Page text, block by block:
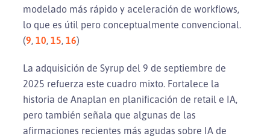
modelado más rápido y aceleración de workflows,
lo que es útil pero conceptualmente convencional.
(9, 10, 15, 16)
La adquisición de Syrup del 9 de septiembre de
2025 refuerza este cuadro mixto. Fortalece la
historia de Anaplan en planificación de retail e IA,
pero también señala que algunas de las
afirmaciones recientes más agudas sobre IA de